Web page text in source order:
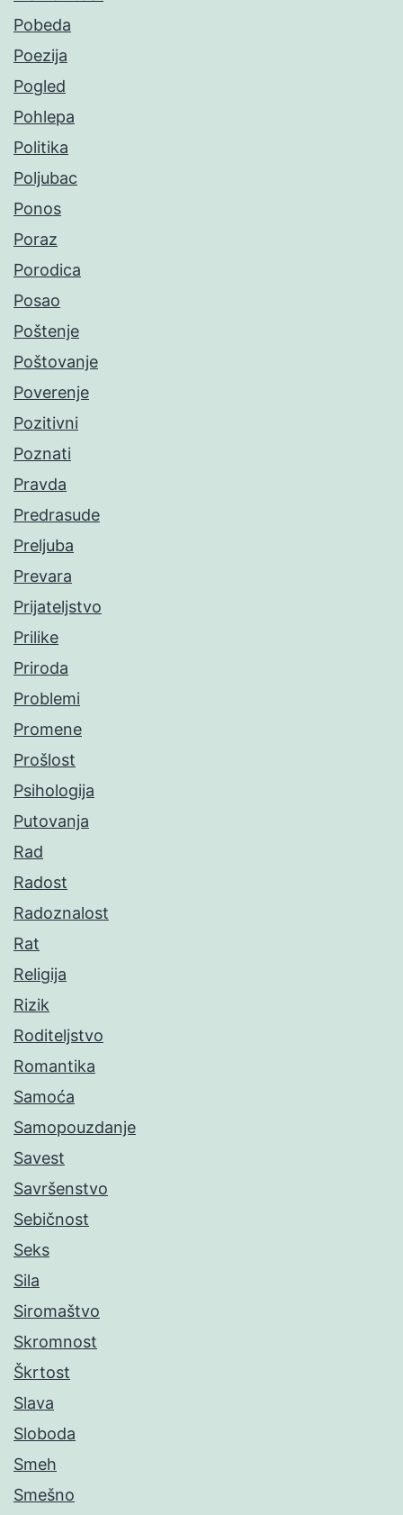
Pobeda
Poezija
Pogled
Pohlepa
Politika
Poljubac
Ponos
Poraz
Porodica
Posao
Poštenje
Poštovanje
Poverenje
Pozitivni
Poznati
Pravda
Predrasude
Preljuba
Prevara
Prijateljstvo
Prilike
Priroda
Problemi
Promene
Prošlost
Psihologija
Putovanja
Rad
Radost
Radoznalost
Rat
Religija
Rizik
Roditeljstvo
Romantika
Samoća
Samopouzdanje
Savest
Savršenstvo
Sebičnost
Seks
Sila
Siromaštvo
Skromnost
Škrtost
Slava
Sloboda
Smeh
Smešno